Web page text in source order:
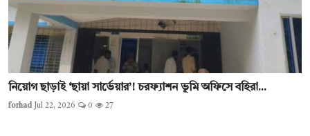
নিয়োগ ছাড়াই ‘ছায়া সার্ভেয়ার’! চরফ্যাশন ভূমি অফিসে বহিরা...
forhad Jul 22, 2026 0 27